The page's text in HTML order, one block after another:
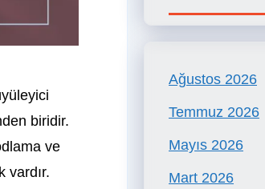
biridir.
ve
vardır.
Ağustos 2026
Temmuz 2026
Mayıs 2026
Mart 2026